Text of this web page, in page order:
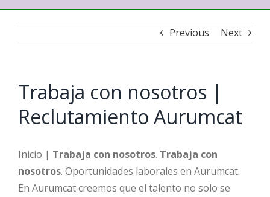
Previous Next
Trabaja con nosotros |
Reclutamiento Aurumcat
Inicio | Trabaja con nosotros. Trabaja con
nosotros. Oportunidades laborales en Aurumcat.
En Aurumcat creemos que el talento no solo se